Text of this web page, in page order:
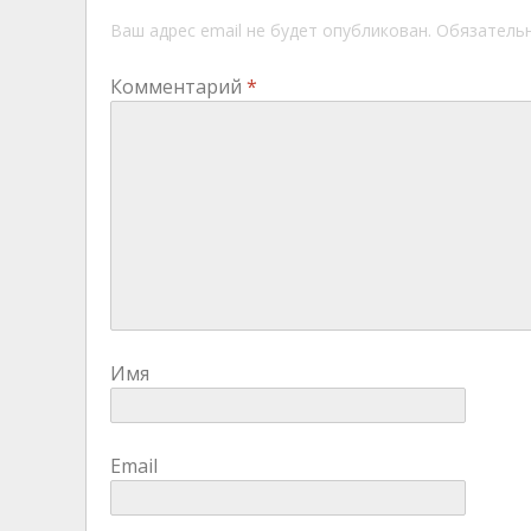
Ваш адрес email не будет опубликован.
Комментарий *
Имя
Email